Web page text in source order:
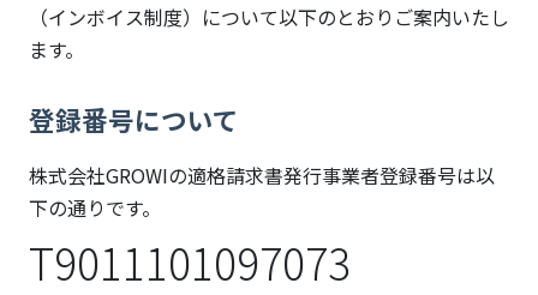
（インボイス制度）について以下のとおりご案内いたし
ます。
登録番号について
株式会社GROWIの適格請求書発行事業者登録番号は以
下の通りです。
T9011101097073